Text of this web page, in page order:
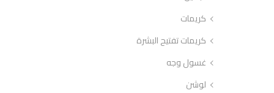
كريمات
كريمات تفتيح البشرة
غسول وجه
لوشن